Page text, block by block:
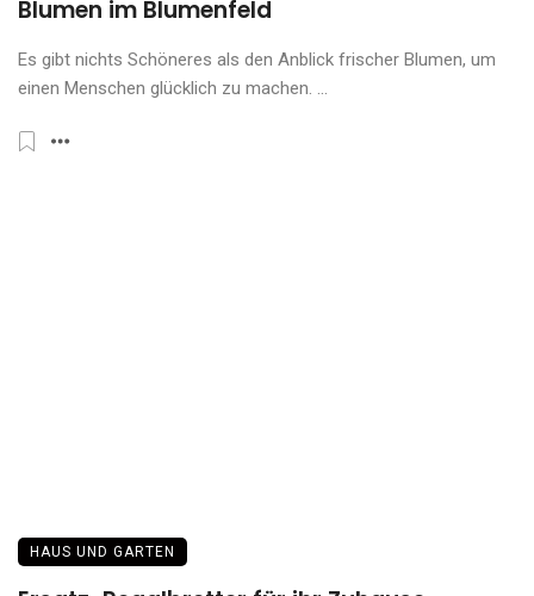
Blumen im Blumenfeld
Es gibt nichts Schöneres als den Anblick frischer Blumen, um
einen Menschen glücklich zu machen. ...
HAUS UND GARTEN